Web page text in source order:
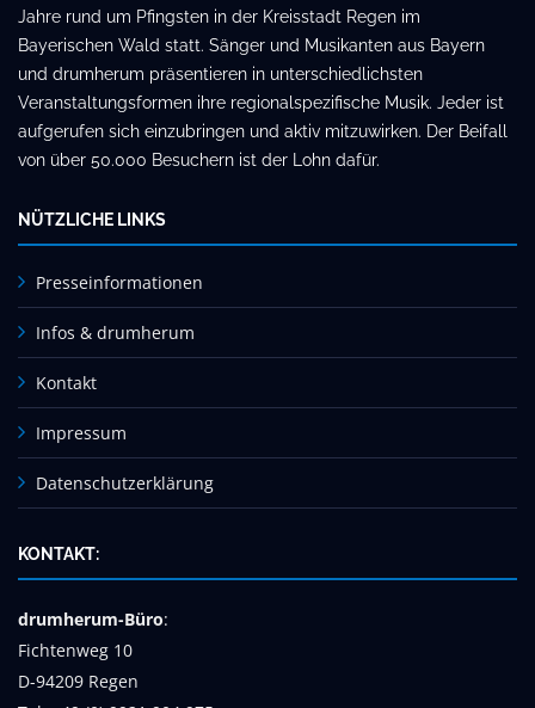
Jahre rund um Pfingsten in der Kreisstadt Regen im
Bayerischen Wald statt. Sänger und Musikanten aus Bayern
und drumherum präsentieren in unterschiedlichsten
Veranstaltungsformen ihre regionalspezifische Musik. Jeder ist
aufgerufen sich einzubringen und aktiv mitzuwirken. Der Beifall
von über 50.000 Besuchern ist der Lohn dafür.
NÜTZLICHE LINKS
Presseinformationen
Infos & drumherum
Kontakt
Impressum
Datenschutzerklärung
KONTAKT:
drumherum-Büro:
Fichtenweg 10
D-94209 Regen